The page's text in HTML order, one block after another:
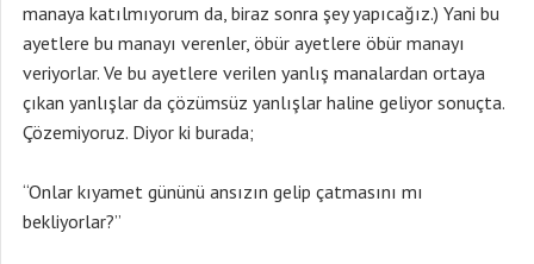
manaya katılmıyorum da, biraz sonra şey yapıcağız.) Yani bu
ayetlere bu manayı verenler, öbür ayetlere öbür manayı
veriyorlar. Ve bu ayetlere verilen yanlış manalardan ortaya
çıkan yanlışlar da çözümsüz yanlışlar haline geliyor sonuçta.
Çözemiyoruz. Diyor ki burada;
“Onlar kıyamet gününü ansızın gelip çatmasını mı
bekliyorlar?”